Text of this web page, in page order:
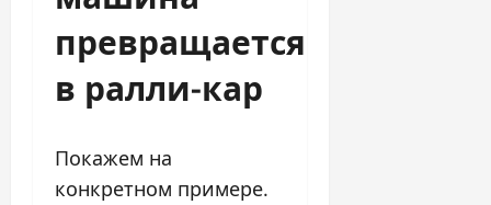
превращается
в ралли-кар
Покажем на
конкретном примере.